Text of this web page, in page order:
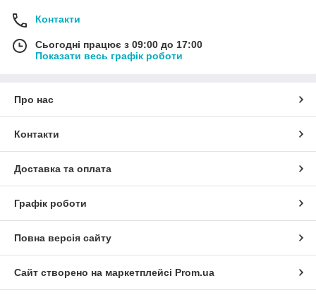
Контакти
Сьогодні працює з 09:00 до 17:00
Показати весь графік роботи
Про нас
Контакти
Доставка та оплата
Графік роботи
Повна версія сайту
Сайт створено на маркетплейсі Prom.ua